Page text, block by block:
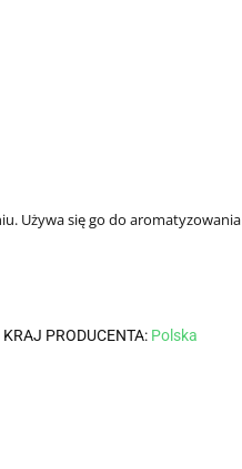
Używa się go do aromatyzowania
KRAJ PRODUCENTA: Polska